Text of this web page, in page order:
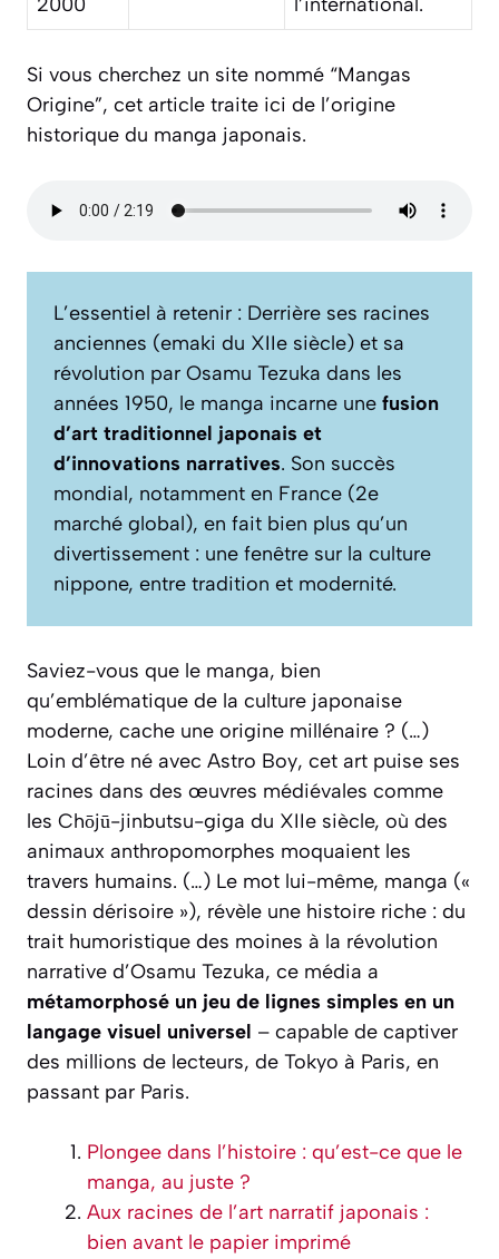
2000
l’international.
Si vous cherchez un site nommé “Mangas
Origine”, cet article traite ici de l’origine
historique du manga japonais.
L’essentiel à retenir : Derrière ses racines
anciennes (emaki du XIIe siècle) et sa
révolution par Osamu Tezuka dans les
années 1950, le manga incarne une fusion
d’art traditionnel japonais et
d’innovations narratives. Son succès
mondial, notamment en France (2e
marché global), en fait bien plus qu’un
divertissement : une fenêtre sur la culture
nippone, entre tradition et modernité.
Saviez-vous que le manga, bien
qu’emblématique de la culture japonaise
moderne, cache une origine millénaire ? (…)
Loin d’être né avec Astro Boy, cet art puise ses
racines dans des œuvres médiévales comme
les Chōjū-jinbutsu-giga du XIIe siècle, où des
animaux anthropomorphes moquaient les
travers humains. (…) Le mot lui-même, manga («
dessin dérisoire »), révèle une histoire riche : du
trait humoristique des moines à la révolution
narrative d’Osamu Tezuka, ce média a
métamorphosé un jeu de lignes simples en un
langage visuel universel – capable de captiver
des millions de lecteurs, de Tokyo à Paris, en
passant par Paris.
Plongee dans l’histoire : qu’est-ce que le
manga, au juste ?
Aux racines de l’art narratif japonais :
bien avant le papier imprimé